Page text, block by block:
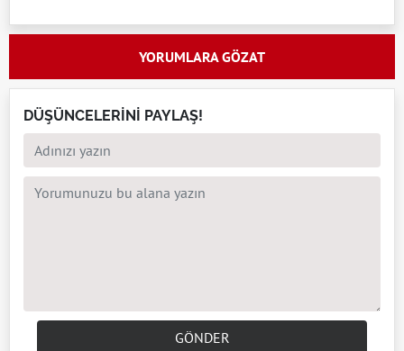
YORUMLARA GÖZAT
DÜŞÜNCELERİNİ PAYLAŞ!
GÖNDER